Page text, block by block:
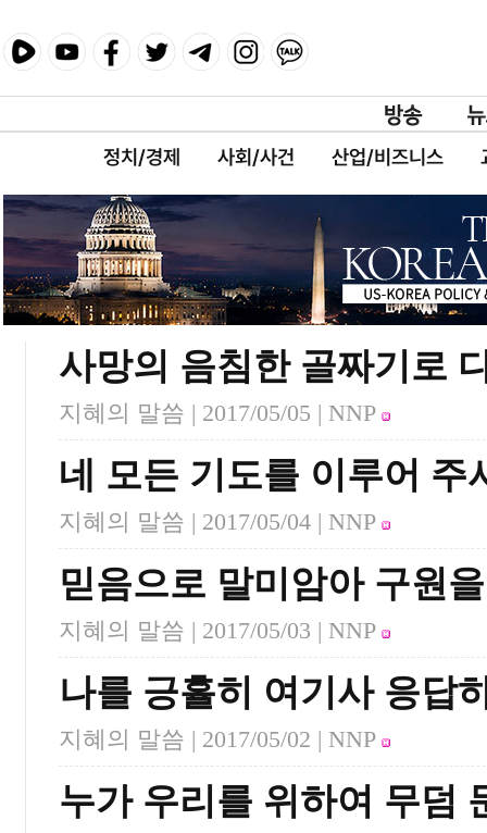
정치/경제 사회/사건 산업/비즈니스
사망의 음침한 골짜기로
지혜의 말씀 | 2017/05/05 | NNP
네 모든 기도를 이루어 주
지혜의 말씀 | 2017/05/04 | NNP
믿음으로 말미암아 구원
지혜의 말씀 | 2017/05/03 | NNP
나를 긍휼히 여기사 응답
지혜의 말씀 | 2017/05/02 | NNP
누가 우리를 위하여 무덤